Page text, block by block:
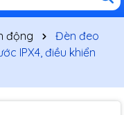
động
Đèn đeo
IPX4, điều khiển